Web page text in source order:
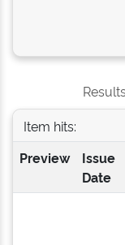
Item hits:
Preview
Issue
Date